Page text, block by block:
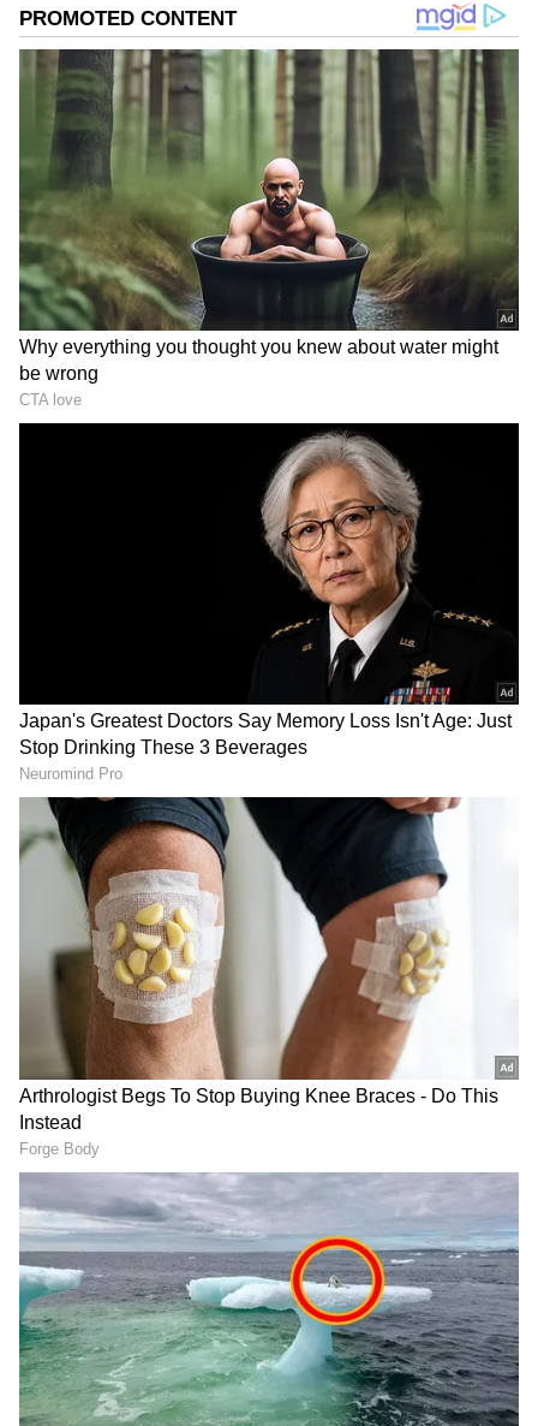
2
ವರ್ತೂರು ಸಂತೋಷ್‌ ಅವರು ಹಳ್ಳಿಕಾರ್‌ ಹಸುವಿನ
ತಳಿಯನ್ನು ಸಾಕುತ್ತಿದ್ದಾರೆ. ತಮ್ಮ ಮನೆಯ ಹಸುಗಳನ್ನು
ಮಕ್ಕಳಂತೆಯೇ ನೋಡುವ ವರ್ತೂರು ಸಂತೋಷ್‌ ಅವರು
ಮಾಲಾಶ್ರೀ ಎನ್ನುವ ಹಸುವಿನ ಅದ್ಧೂರಿ ಸೀಮಂತ
ಮಾಡಿದ್ದಾರೆ. ಬಿಗ್​ಬಾಸ್​ 12ರ ರನ್ನರ್ಸ್ ಅಪ್​ಗೆ 2 ಲಕ್ಷ
ಕೊಡುವುದಾಗಿ ವರ್ತೂರು ಸಂತೋಷ್​ ಘೋಷಿಸಿದ್ದರು.
ಅದರಂತೆ ರಕ್ಷಿತಾ ಅವರಿಗೆ ಇದೇ ಸಂದರ್ಭದಲ್ಲಿ ಕರೆದು
ಸನ್ಮಾನವನ್ನೂ ಮಾಡಿದ್ದಾರೆ. ಆದರೆ ಇಲ್ಲೊಂದು ರೋಚಕ
ಘಟನೆ ನಡೆದಿದೆ.